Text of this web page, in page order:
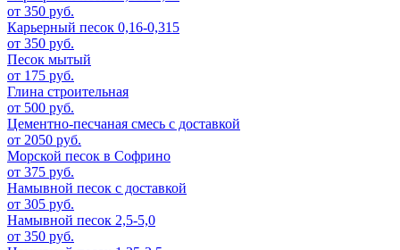
от 350 руб.
Карьерный песок 0,16-0,315
от 350 руб.
Песок мытый
от 175 руб.
Глина строительная
от 500 руб.
Цементно-песчаная смесь с доставкой
от 2050 руб.
Морской песок в Софрино
от 375 руб.
Намывной песок с доставкой
от 305 руб.
Намывной песок 2,5-5,0
от 350 руб.